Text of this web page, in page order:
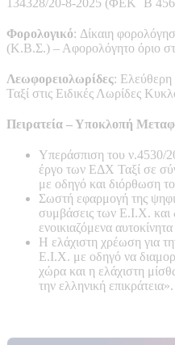
Φορολογικό: Δίκαιη
(Κ.Β.Σ.) – Αφορολόγητο όριο
Λεωφορειολωρίδες:
Ταξί στις Ειδικές Λωρίδες
Πειρατεία – Υποκλοπή
Υπεράσπιση του ν.4530/
έργο των ΕΔΧ Ταξί σε
με οδηγό και διόρθωση
Σωστή εφαρμογή της
συμβάσεις των Ε.Ι.Χ. και
ενοικιαζόμενα
Η ελάχιστη χρέωση για
Ε.Ι.Χ. με οδηγό να
χώρα και η ελάχιστη
την ελληνική επικράτεια».